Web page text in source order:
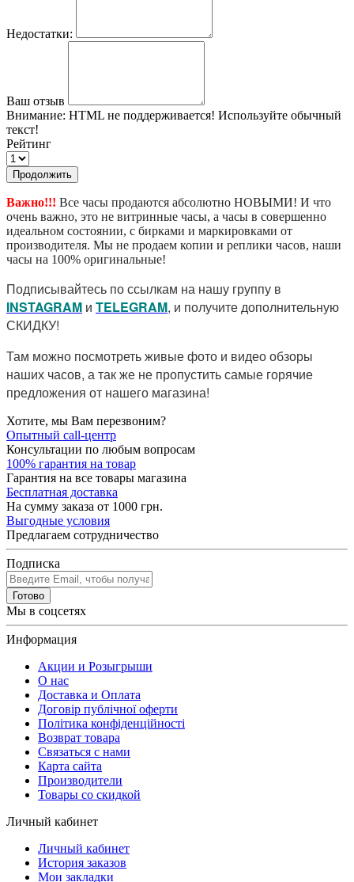
Недостатки:
Ваш отзыв
Внимание: HTML не поддерживается! Используйте обычный
текст!
Рейтинг
Продолжить
Важно!!! Все часы продаются абсолютно НОВЫМИ! И что
очень важно, это не витринные часы, а часы в совершенно
идеальном состоянии, с бирками и маркировками от
производителя. Мы не продаем копии и реплики часов, наши
часы на 100% оригинальные!
Подписывайтесь по ссылкам на нашу группу в
INSTAGRAM и TELEGRAM, и получите дополнительную
СКИДКУ!
Там можно посмотреть живые фото и видео обзоры
наших часов, а так же не пропустить самые горячие
предложения от нашего магазина!
Хотите, мы Вам перезвоним?
Опытный call-центр
Консультации по любым вопросам
100% гарантия на товар
Гарантия на все товары магазина
Бесплатная доставка
На сумму заказа от 1000 грн.
Выгодные условия
Предлагаем сотрудничество
Подписка
Готово
Мы в соцсетях
Информация
Акции и Розыгрыши
О нас
Доставка и Оплата
Договір публічної оферти
Політика конфіденційності
Возврат товара
Связаться с нами
Карта сайта
Производители
Товары со скидкой
Личный кабинет
Личный кабинет
История заказов
Мои закладки